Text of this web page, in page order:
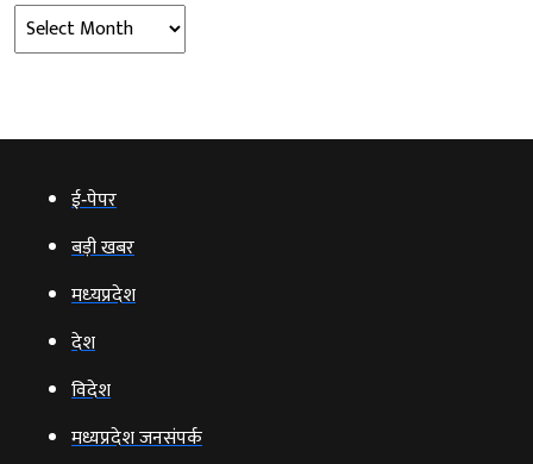
Archives
ई‑पेपर
बड़ी खबर
मध्‍यप्रदेश
देश
विदेश
मध्यप्रदेश जनसंपर्क